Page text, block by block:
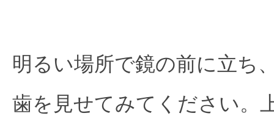
明るい場所で鏡の前に立ち
歯を見せてみてください。